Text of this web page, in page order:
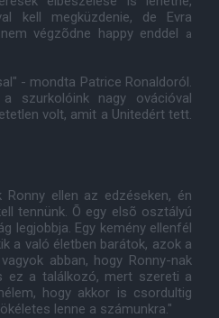
kell megküzdenie, de Evra
végzõdne happy enddel
a
- mondta Patrice Ronaldoról.
szurkolóink nagy ovációval
volt, amit a Unitedért tett.
Ronny ellen az edzéseken, én
tennünk. Õ egy elsõ osztályú
legjobbja. Egy kemény ellenfél
a való életben barátok, azok a
abban, hogy Ronny-nak
ez a találkozó, mert szereti a
hogy akkor is csordultig
lenne a számunkra."